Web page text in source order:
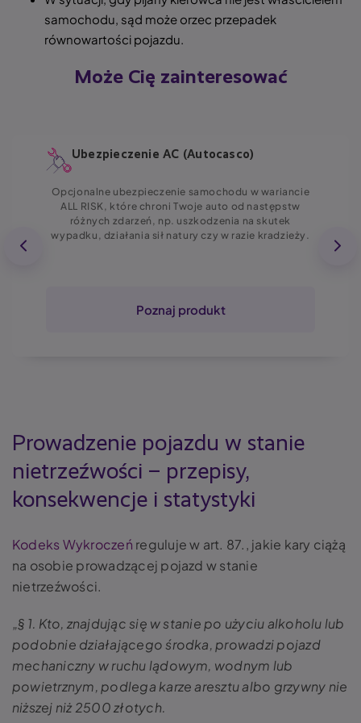
samochodu, sąd może orzec przepadek
równowartości pojazdu.
Może Cię zainteresować
Ubezpieczenie AC (Autocasco)
Opcjonalne ubezpieczenie samochodu w wariancie
ALL RISK, które chroni Twoje auto od następstw
różnych zdarzeń, np. uszkodzenia na skutek
wypadku, działania sił natury czy w razie kradzieży.
Poznaj produkt
Prowadzenie pojazdu w stanie
nietrzeźwości – przepisy,
konsekwencje i statystyki
Kodeks Wykroczeń reguluje w art. 87., jakie kary ciążą
na osobie prowadzącej pojazd w stanie
nietrzeźwości.
„§ 1. Kto, znajdując się w stanie po użyciu alkoholu lub
podobnie działającego środka, prowadzi pojazd
mechaniczny w ruchu lądowym, wodnym lub
powietrznym, podlega karze aresztu albo grzywny nie
niższej niż 2500 złotych.